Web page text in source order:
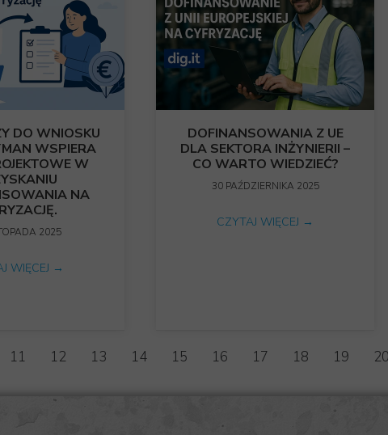
DO WNIOSKU
WSPIERA
W
NA
2025
WIĘCEJ →
DOFINANSOWANIA Z UE
DLA SEKTORA INŻYNIERII –
CO WARTO WIEDZIEĆ?
30 PAŹDZIERNIKA 2025
CZYTAJ WIĘCEJ →
11 12 13 14 15 16 17 18 19 20